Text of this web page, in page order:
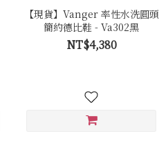
【現貨】Vanger 率性水洗圓頭
簡約德比鞋 - Va302黑
NT$4,380